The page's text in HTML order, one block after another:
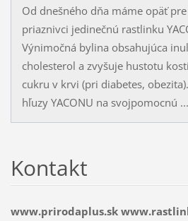
Od dnešného dňa máme opäť
priaznivci jedinečnú rastlinku
Výnimočná bylina obsahujúca
cholesterol a zvyšuje hustotu
cukru v krvi (pri diabetes,
hľuzy YACONU na svojpomocnú ...
Kontakt
www.prirodaplus.sk